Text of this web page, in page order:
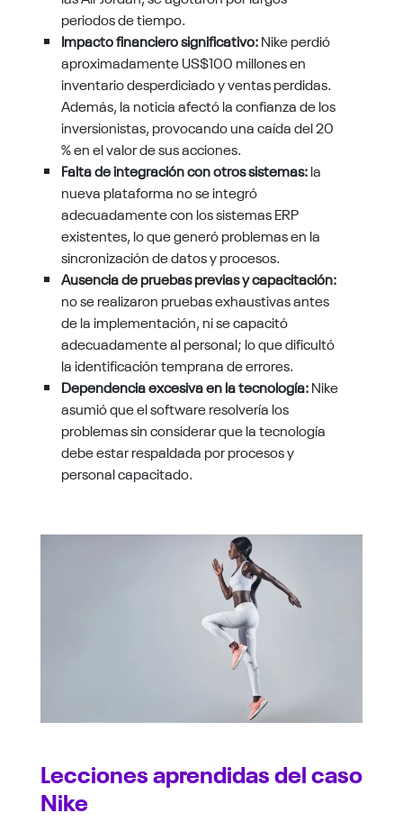
periodos de tiempo.
Impacto financiero significativo:Nike perdió
aproximadamente US$100 millones en
inventario desperdiciado y ventas perdidas.
Además, la noticia afectó la confianza de los
inversionistas, provocando una caída del 20
% en el valor de sus acciones.
Falta de integración con otros sistemas:la
nueva plataforma no se integró
adecuadamente con los sistemas ERP
existentes, lo que generó problemas en la
sincronización de datos y procesos.
Ausencia de pruebas previas y capacitación:
no se realizaron pruebas exhaustivas antes
de la implementación, ni se capacitó
adecuadamente al personal; lo que dificultó
la identificación temprana de errores.
Dependencia excesiva en la tecnología:Nike
asumió que el software resolvería los
problemas sin considerar que la tecnología
debe estar respaldada por procesos y
personal capacitado.
Lecciones aprendidas del caso
Nike